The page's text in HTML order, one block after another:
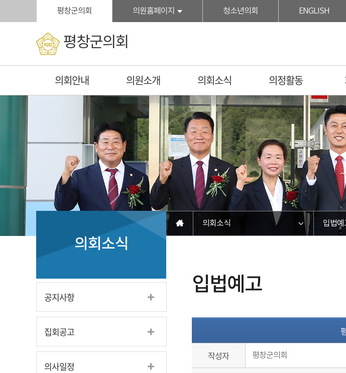
평창군의회 의원홈페이지 청소년의회 ENGLISH
평창군의회
의회안내 의원소개 의회소식 의정활동
의회소식
공지사항
집회공고
의사일정
의회소식 입법예
입법예고
작성자 평창군의회